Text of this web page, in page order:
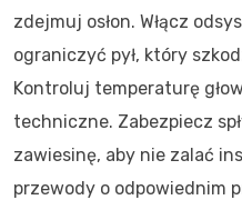
zdejmuj osłon. Włącz
ograniczyć pył, który
Kontroluj temperaturę
techniczne. Zabezpiecz
zawiesinę, aby nie zalać
przewody o odpowiednim